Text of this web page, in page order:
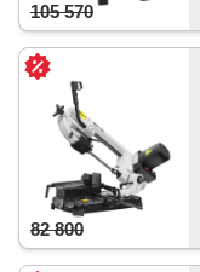
105 570
82 800